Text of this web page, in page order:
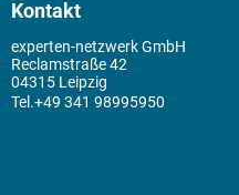
Kontakt
experten-netzwerk GmbH
Reclamstraße 42
04315 Leipzig
+49 341 98995950